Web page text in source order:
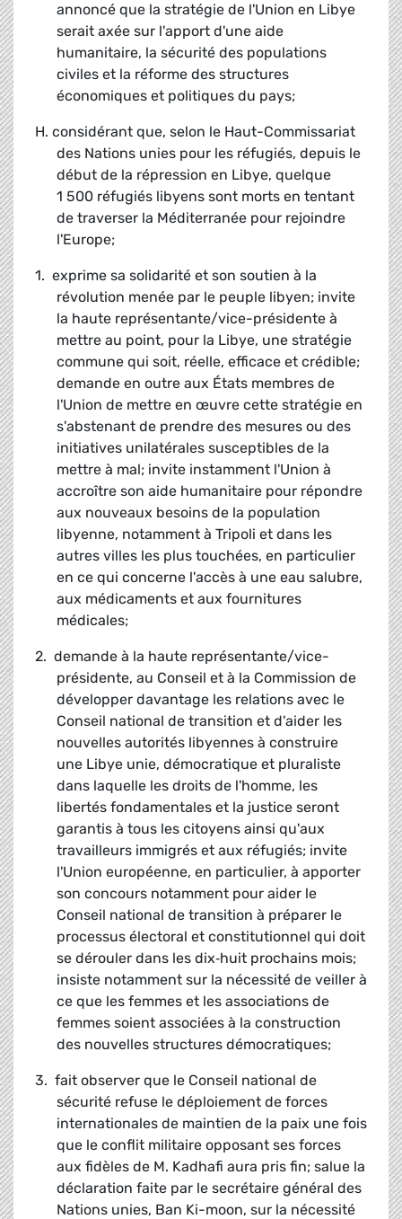
annoncé que la stratégie de l'Union en Libye
serait axée sur l'apport d'une aide
humanitaire, la sécurité des populations
civiles et la réforme des structures
économiques et politiques du pays;
H. considérant que, selon le Haut-Commissariat
des Nations unies pour les réfugiés, depuis le
début de la répression en Libye, quelque
1 500 réfugiés libyens sont morts en tentant
de traverser la Méditerranée pour rejoindre
l'Europe;
1. exprime sa solidarité et son soutien à la
révolution menée par le peuple libyen; invite
la haute représentante/vice-présidente à
mettre au point, pour la Libye, une stratégie
commune qui soit, réelle, efficace et crédible;
demande en outre aux États membres de
l'Union de mettre en œuvre cette stratégie en
s'abstenant de prendre des mesures ou des
initiatives unilatérales susceptibles de la
mettre à mal; invite instamment l'Union à
accroître son aide humanitaire pour répondre
aux nouveaux besoins de la population
libyenne, notamment à Tripoli et dans les
autres villes les plus touchées, en particulier
en ce qui concerne l'accès à une eau salubre,
aux médicaments et aux fournitures
médicales;
2. demande à la haute représentante/vice-
présidente, au Conseil et à la Commission de
développer davantage les relations avec le
Conseil national de transition et d'aider les
nouvelles autorités libyennes à construire
une Libye unie, démocratique et pluraliste
dans laquelle les droits de l'homme, les
libertés fondamentales et la justice seront
garantis à tous les citoyens ainsi qu'aux
travailleurs immigrés et aux réfugiés; invite
l'Union européenne, en particulier, à apporter
son concours notamment pour aider le
Conseil national de transition à préparer le
processus électoral et constitutionnel qui doit
se dérouler dans les dix‑huit prochains mois;
insiste notamment sur la nécessité de veiller à
ce que les femmes et les associations de
femmes soient associées à la construction
des nouvelles structures démocratiques;
3. fait observer que le Conseil national de
sécurité refuse le déploiement de forces
internationales de maintien de la paix une fois
que le conflit militaire opposant ses forces
aux fidèles de M. Kadhafi aura pris fin; salue la
déclaration faite par le secrétaire général des
Nations unies, Ban Ki-moon, sur la nécessité